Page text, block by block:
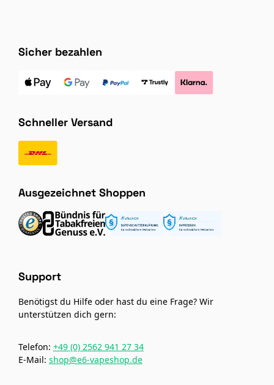
Sicher bezahlen
Schneller Versand
Ausgezeichnet Shoppen
Support
Benötigst du Hilfe oder hast du eine Frage? Wir
unterstützen dich gern:
Telefon: +49 (0) 2562 941 27 34
E-Mail: shop@e6-vapeshop.de